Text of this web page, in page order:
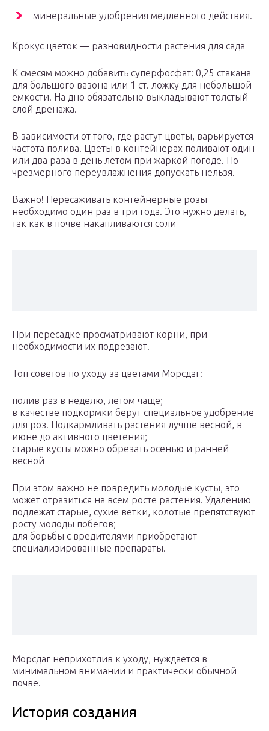
минеральные удобрения медленного действия.
Крокус цветок — разновидности растения для сада
К смесям можно добавить суперфосфат: 0,25 стакана
для большого вазона или 1 ст. ложку для небольшой
емкости. На дно обязательно выкладывают толстый
слой дренажа.
В зависимости от того, где растут цветы, варьируется
частота полива. Цветы в контейнерах поливают один
или два раза в день летом при жаркой погоде. Но
чрезмерного переувлажнения допускать нельзя.
Важно! Пересаживать контейнерные розы
необходимо один раз в три года. Это нужно делать,
так как в почве накапливаются соли
При пересадке просматривают корни, при
необходимости их подрезают.
Топ советов по уходу за цветами Морсдаг:
полив раз в неделю, летом чаще;
в качестве подкормки берут специальное удобрение
для роз. Подкармливать растения лучше весной, в
июне до активного цветения;
старые кусты можно обрезать осенью и ранней
весной
При этом важно не повредить молодые кусты, это
может отразиться на всем росте растения. Удалению
подлежат старые, сухие ветки, колотые препятствуют
росту молоды побегов;
для борьбы с вредителями приобретают
специализированные препараты.
Морсдаг неприхотлив к уходу, нуждается в
минимальном внимании и практически обычной
почве.
История создания